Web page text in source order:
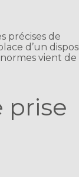
précises de
d’un
vient de
prise